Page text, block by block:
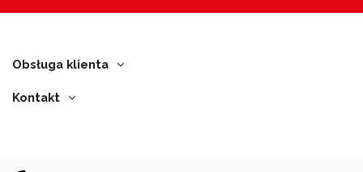
Obsługa klienta
Kontakt